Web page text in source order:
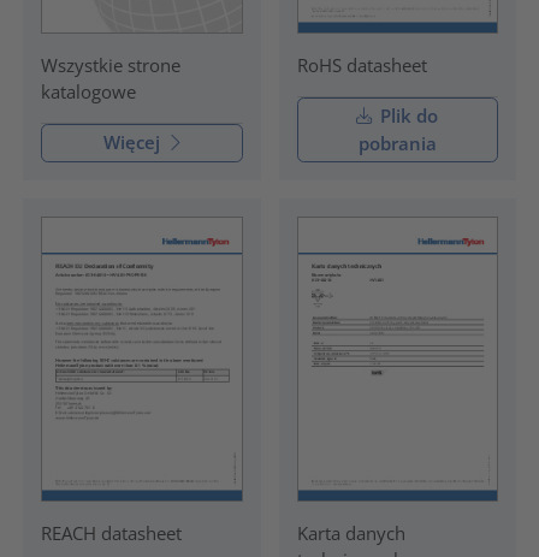
Wszystkie strone
katalogowe
Więcej
RoHS datasheet
Plik do
pobrania
REACH datasheet
Karta danych